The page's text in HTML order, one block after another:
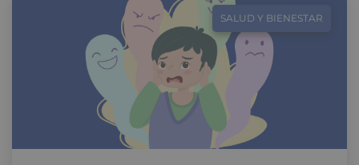
SALUD Y BIENESTAR